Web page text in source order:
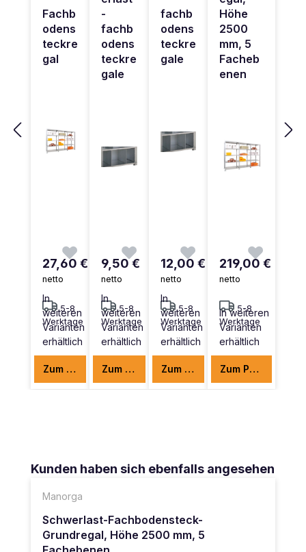
Fachb
odens
teckre
gal
27,60 €
netto
5-8
Werktage
In
weiteren
Varianten
erhältlich
Zum Produkt
-
fachb
odens
teckre
gale
9,50 €
netto
5-8
Werktage
In
weiteren
Varianten
erhältlich
Zum Produkt
fachb
odens
teckre
gale
12,00 €
netto
5-8
Werktage
In
weiteren
Varianten
erhältlich
Zum Produkt
Höhe
2500
mm, 5
Facheb
enen
219,00 €
netto
5-8
Werktage
In weiteren
Varianten
erhältlich
Zum Produkt
Produktgalerie überspringen
Kunden haben sich ebenfalls angesehen
Manorga
Schwerlast-Fachbodensteck-
Grundregal, Höhe 2500 mm, 5